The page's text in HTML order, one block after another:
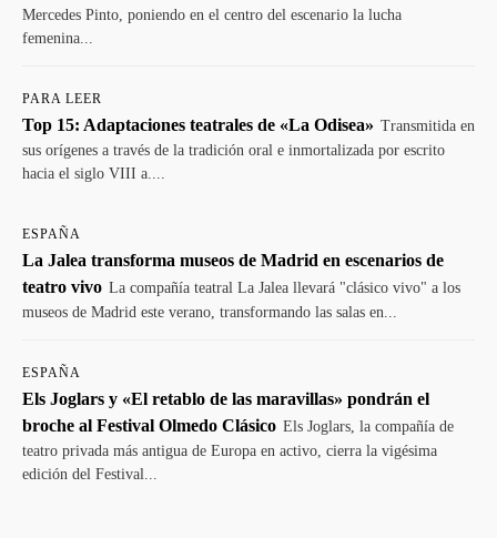
Mercedes Pinto, poniendo en el centro del escenario la lucha
femenina...
PARA LEER
Top 15: Adaptaciones teatrales de «La Odisea» Transmitida en
sus orígenes a través de la tradición oral e inmortalizada por escrito
hacia el siglo VIII a....
ESPAÑA
La Jalea transforma museos de Madrid en escenarios de
teatro vivo La compañía teatral La Jalea llevará "clásico vivo" a los
museos de Madrid este verano, transformando las salas en...
ESPAÑA
Els Joglars y «El retablo de las maravillas» pondrán el
broche al Festival Olmedo Clásico Els Joglars, la compañía de
teatro privada más antigua de Europa en activo, cierra la vigésima
edición del Festival...